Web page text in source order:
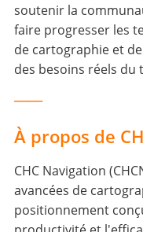
soutenir la
faire progresser les
de cartographie et
des besoins réels du
À propos de
CHC Navigation
avancées de
positionnement